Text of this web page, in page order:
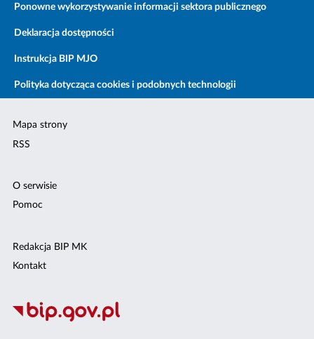
Ponowne wykorzystywanie informacji sektora publicznego
Deklaracja dostępności
Instrukcja BIP MJO
Polityka dotycząca cookies i podobnych technologii
Mapa strony
RSS
O serwisie
Pomoc
Redakcja BIP MK
Kontakt